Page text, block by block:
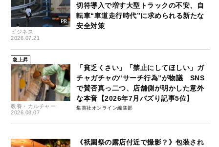
ビジネス
2026.07.21
切符導入で増す大型トラックの不安、自
転車“車道走行時代”に求められる新たな
安全対策
急上昇
教養・カルチャー
2026.08.07
「貧乏くさい」「禁止にしてほしい」ガ
チャガチャの“サーチ行為”が物議 SNS
で賛否真っ二つ、店舗側が明かした意外
な本音【2026年7月バズり記事5位】
集英社オンライン編集部
《祇園祭の露店付近で撮影？》包装され